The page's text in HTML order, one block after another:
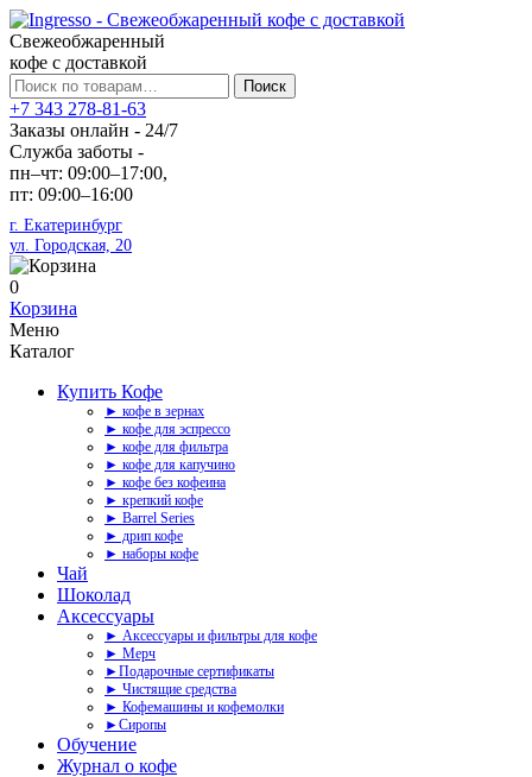
Свежеобжаренный
кофе с доставкой
Искать:
Поиск
+7 343 278-81-63
Заказы онлайн - 24/7
Служба заботы -
пн–чт: 09:00–17:00,
пт: 09:00–16:00
г. Екатеринбург
ул. Городская, 20
0
Корзина
Меню
Каталог
Купить Кофе
► кофе в зернах
► кофе для эспрессо
► кофе для фильтра
► кофе для капучино
► кофе без кофеина
► крепкий кофе
► Barrel Series
► дрип кофе
► наборы кофе
Чай
Шоколад
Аксессуары
► Аксессуары и фильтры для кофе
► Мерч
►Подарочные сертификаты
► Чистящие средства
► Кофемашины и кофемолки
►Сиропы
Обучение
Журнал о кофе